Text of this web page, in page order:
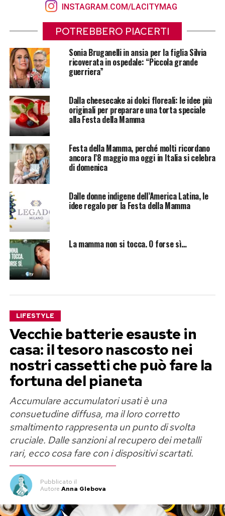
INSTAGRAM.COM/LACITYMAG
POTREBBERO PIACERTI
Sonia Bruganelli in ansia per la figlia Silvia
ricoverata in ospedale: “Piccola grande
guerriera”
Dalla cheesecake ai dolci floreali: le idee più
originali per preparare una torta speciale
alla Festa della Mamma
Festa della Mamma, perché molti ricordano
ancora l’8 maggio ma oggi in Italia si celebra
di domenica
Dalle donne indigene dell’America Latina, le
idee regalo per la Festa della Mamma
La mamma non si tocca. O forse sì…
LIFESTYLE
Vecchie batterie esauste in
casa: il tesoro nascosto nei
nostri cassetti che può fare la
fortuna del pianeta
Accumulare accumulatori usati è una
consuetudine diffusa, ma il loro corretto
smaltimento rappresenta un punto di svolta
cruciale. Dalle sanzioni al recupero dei metalli
rari, ecco cosa fare con i dispositivi scartati.
Pubblicato il
Autore Anna Glebova